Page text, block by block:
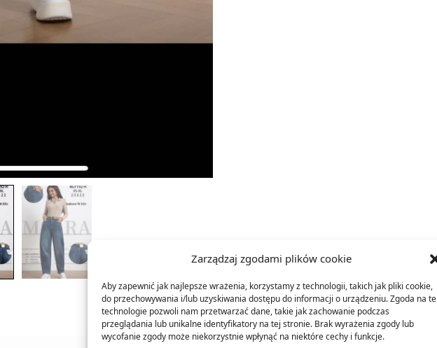
Zarządzaj zgodami plików cookie
Aby zapewnić jak najlepsze wrażenia, korzystamy z technologii, takich jak pliki cookie,
do przechowywania i/lub uzyskiwania dostępu do informacji o urządzeniu. Zgoda na te
technologie pozwoli nam przetwarzać dane, takie jak zachowanie podczas
przeglądania lub unikalne identyfikatory na tej stronie. Brak wyrażenia zgody lub
wycofanie zgody może niekorzystnie wpłynąć na niektóre cechy i funkcje.